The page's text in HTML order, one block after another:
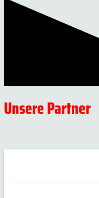
Unsere Partner